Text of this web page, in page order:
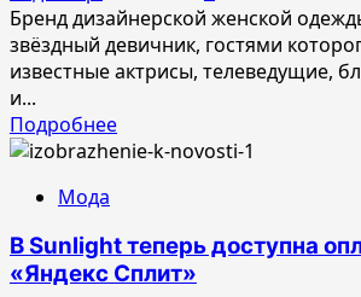
Бренд дизайнерской женской
звёздный девичник, гостями
известные актрисы, телеведущие,
и...
ПодробнееПрочитать
больше
зимней
коллекции
Мода
В Sunlight теперь доступна
«Яндекс Сплит»